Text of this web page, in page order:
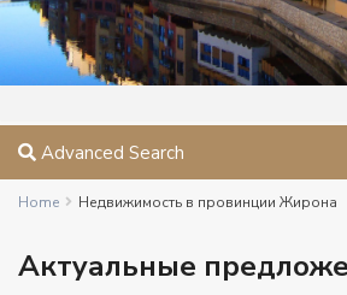
Advanced Search
Home Недвижимость в провинции Жирона
Актуальные